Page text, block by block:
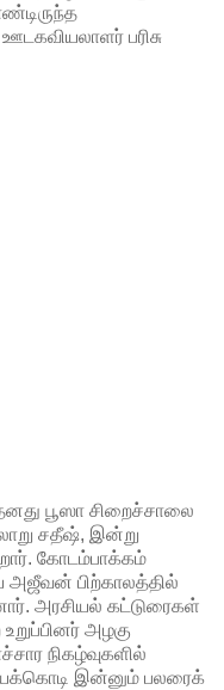
பரிசு
பூஸா சிறைச்சாலை
சதீஷ், இன்று
கோடம்பாக்கம்
அஜீவன் பிற்காலத்தில்
அரசியல் கட்டுரைகள்
அழகு
நிகழ்வுகளில்
இன்னும் பலரைக்